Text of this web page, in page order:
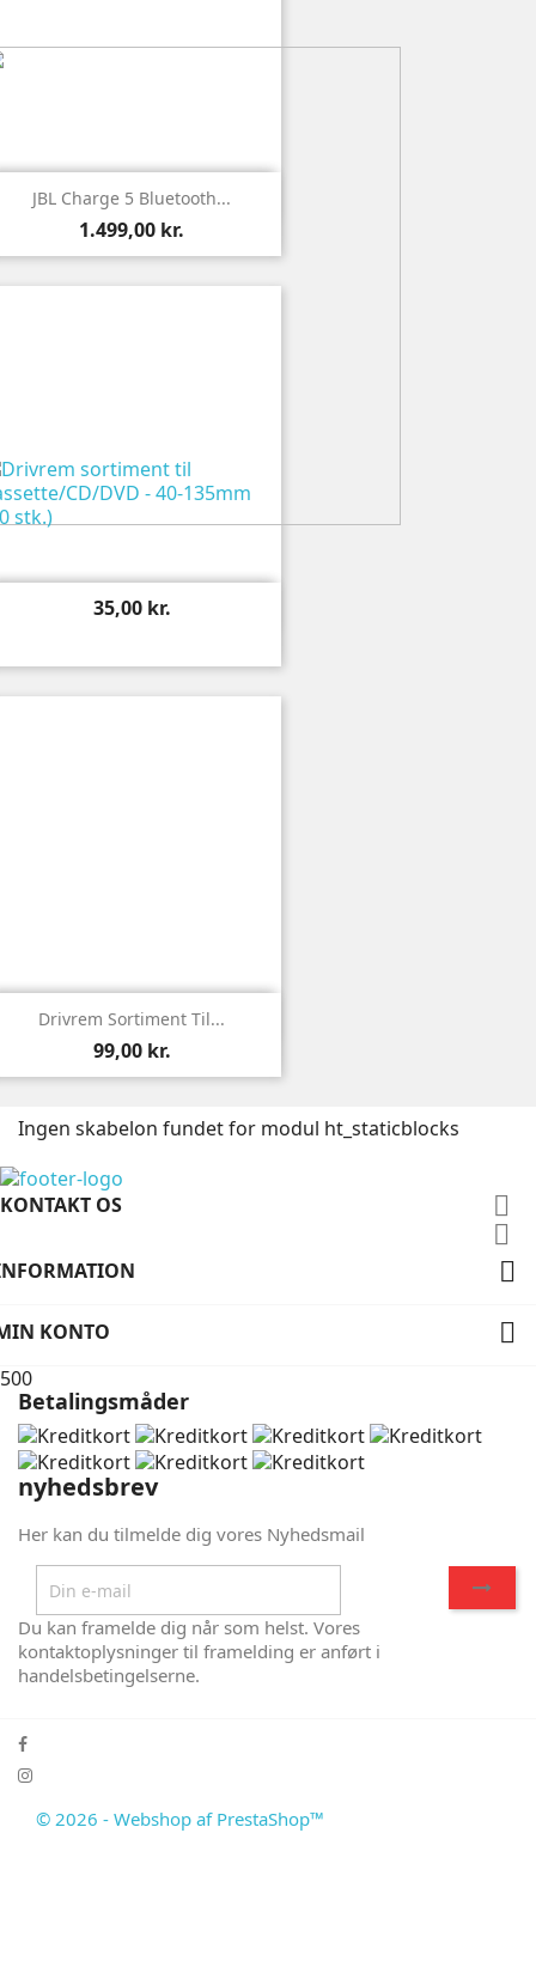
 Vis
JBL Charge 5 Bluetooth...
1.499,00 kr.
 Vis
35,00 kr.
 Vis
Drivrem Sortiment Til...
99,00 kr.
Ingen skabelon fundet for modul ht_staticblocks
KONTAKT OS



KONTO 
500
Betalingsmåder
nyhedsbrev
Her kan du tilmelde dig vores Nyhedsmail
Du kan framelde dig når som helst. Vores
kontaktoplysninger til framelding er anført i
handelsbetingelserne.
© 2026 - Webshop af PrestaShop™